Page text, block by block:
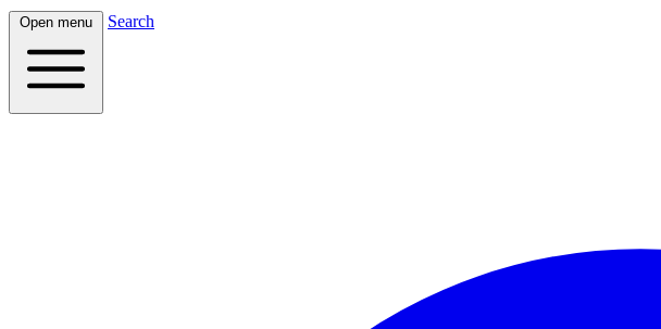
Open menu Search